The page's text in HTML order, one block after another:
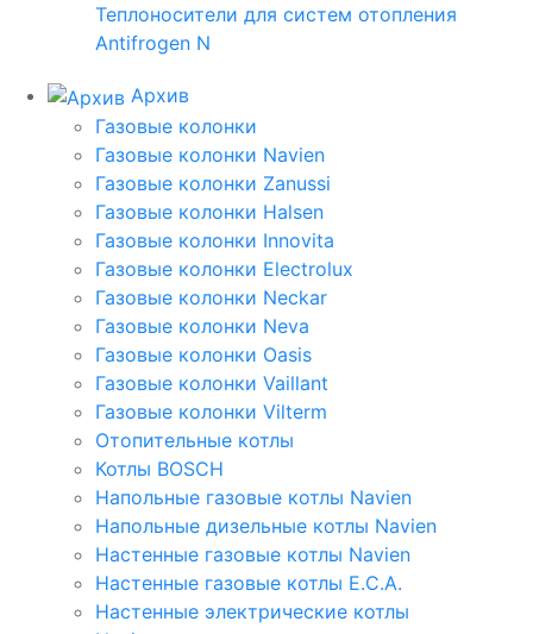
Теплоносители для систем отопления
Antifrogen N
Архив
Газовые колонки
Газовые колонки Navien
Газовые колонки Zanussi
Газовые колонки Halsen
Газовые колонки Innovita
Газовые колонки Electrolux
Газовые колонки Neckar
Газовые колонки Neva
Газовые колонки Oasis
Газовые колонки Vaillant
Газовые колонки Vilterm
Отопительные котлы
Котлы BOSCH
Напольные газовые котлы Navien
Напольные дизельные котлы Navien
Настенные газовые котлы Navien
Настенные газовые котлы E.C.A.
Настенные электрические котлы